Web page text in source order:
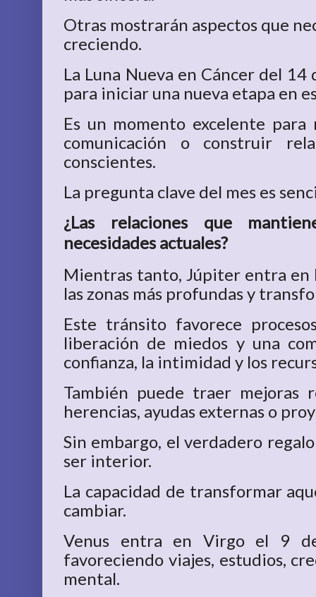
Otras mostrarán aspectos que
creciendo.
La Luna Nueva en Cáncer del
para iniciar una nueva etapa en
Es un momento excelente
comunicación o construir
conscientes.
La pregunta clave del mes es
¿Las relaciones que
necesidades actuales?
Mientras tanto, Júpiter entra en
las zonas más profundas y
Este tránsito favorece
liberación de miedos y una
confianza, la intimidad y los
También puede traer mejoras
herencias, ayudas externas o
Sin embargo, el verdadero
ser interior.
La capacidad de transformar
cambiar.
Venus entra en Virgo el 9
favoreciendo viajes, estudios,
mental.